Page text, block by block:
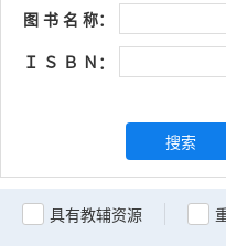
图 书 名 称：
Ｉ Ｓ Ｂ Ｎ：
搜索
具有教辅资源